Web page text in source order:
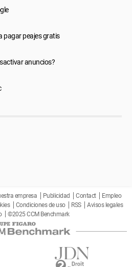
pagar peajes gratis
anuncios?
empresa Publicidad Contact
Empleo
Condiciones de uso RSS
Avisos legales
©2025 CCM Benchmark